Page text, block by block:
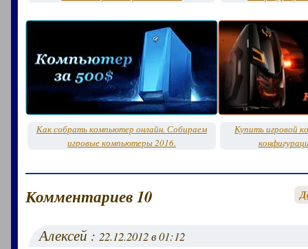
Как собрать компьютер онлайн. Собираем
игровые компьютеры 2016.
Купить игровой
Комментариев 10
Алексей :22.12.2012 в 01:12